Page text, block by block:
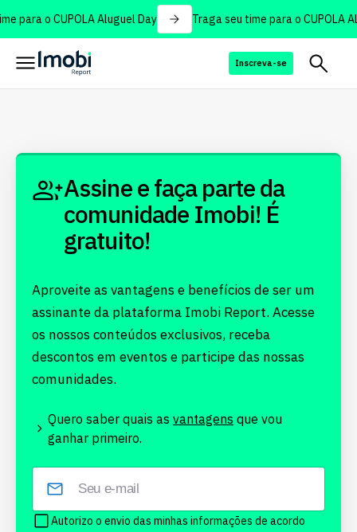
para o CUPOLA Aluguel Day Traga seu time para o CUPOLA
Inscreva-se
Assine e faça parte da
comunidade Imobi! É
gratuito!
Aproveite as vantagens e benefícios de ser um
assinante da plataforma Imobi Report. Acesse
os nossos conteúdos exclusivos, receba
descontos em eventos e participe das nossas
comunidades.
Quero saber quais as vantagens que vou
ganhar primeiro.
Autorizo o envio das minhas informações de acordo